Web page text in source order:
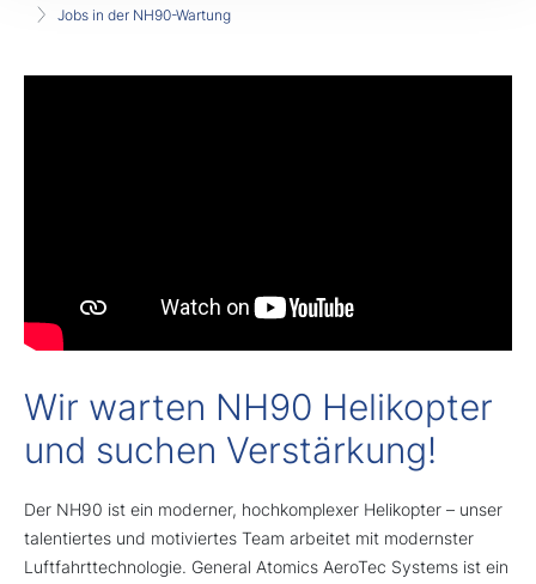
Jobs in der NH90-Wartung
Wir warten NH90 Helikopter
und suchen Verstärkung!
Der NH90 ist ein moderner, hochkomplexer Helikopter – unser
talentiertes und motiviertes Team arbeitet mit modernster
Luftfahrttechnologie. General Atomics AeroTec Systems ist ein